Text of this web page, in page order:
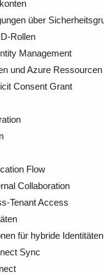
über
Rollen
Management
und Azure Ressourcen
Consent Grant
Flow
Collaboration
Tenant Access
für hybride Identitäten
Sync